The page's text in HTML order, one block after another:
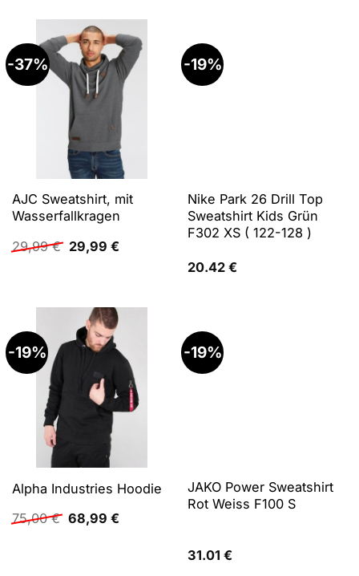
24,99 €16,74 €.
-37%
AJC Sweatshirt, mit
Wasserfallkragen
29,99€ Ursprünglicher
Preis
29,99 €Aktueller
-19%
Nike Park 26 Drill Top
Sweatshirt Kids Grün
F302 XS ( 122-128 )
20.42 €
-19%
Alpha Industries Hoodie
75,00€ Ursprünglicher
Preis
68,99 €Aktueller
-19%
JAKO Power Sweatshirt
Rot Weiss F100 S
31.01 €